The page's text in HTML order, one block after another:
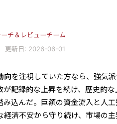
ーチ＆レビューチーム
更新日: 2026-06-01
向を注視していた方なら、強気
が記録的な上昇を続け、歴史的
み込んだ。巨額の資金流入と人
経済不安から守り続け、市場の